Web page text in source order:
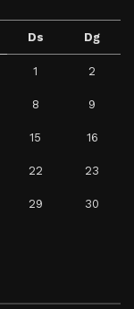
Ds Dg
1 2
8 9
15 16
22 23
29 30